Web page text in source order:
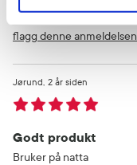
flagg denne anmeldelsen
Godt produkt
2 år siden
Jørund
Bruker på natta